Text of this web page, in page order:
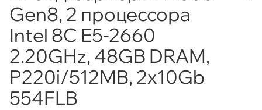
Gen8, 2 процессора
Intel 8C E5-2660
2.20GHz, 48GB DRAM,
P220i/512MB, 2x10Gb
554FLB